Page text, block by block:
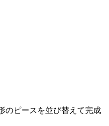
のピースを並び替えて完成